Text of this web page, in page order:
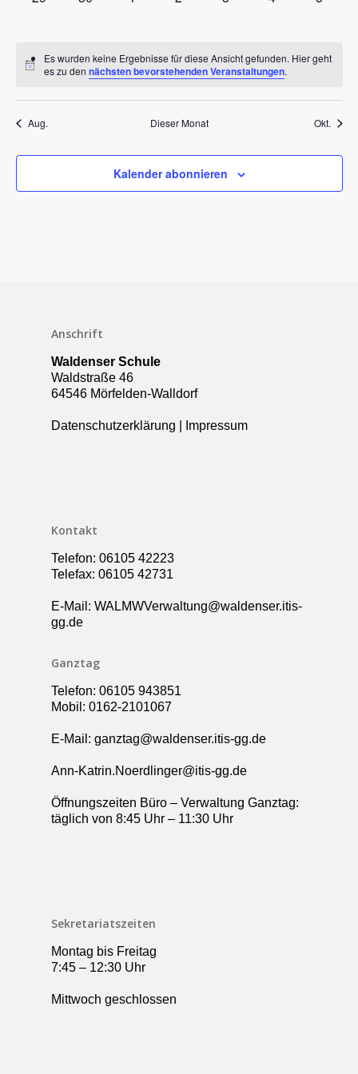
Es wurden keine Ergebnisse für diese Ansicht gefunden. Hier geht
es zu dennächsten bevorstehenden Veranstaltungen.
Aug. Dieser Monat Okt.
Kalender abonnieren
Anschrift
Waldenser Schule
Waldstraße 46
64546 Mörfelden-Walldorf
Datenschutzerklärung Impressum
Kontakt
Telefon: 06105 42223
Telefax: 06105 42731
E-Mail: WALMWVerwaltung@waldenser.itis-
gg.de
Ganztag
Telefon: 06105 943851
Mobil: 0162-2101067
E-Mail: ganztag@waldenser.itis-gg.de
Ann-Katrin.Noerdlinger@itis-gg.de
Öffnungszeiten Büro – Verwaltung Ganztag:
täglich von 8:45 Uhr – 11:30 Uhr
Sekretariatszeiten
Montag bis Freitag
7:45 – 12:30 Uhr
Mittwoch geschlossen
Ganztag – Betreuung